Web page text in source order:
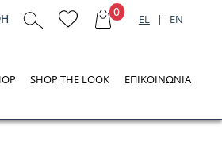
0
EL | EN
SHOP THE LOOK ΕΠΙΚΟΙΝΩΝΙΑ